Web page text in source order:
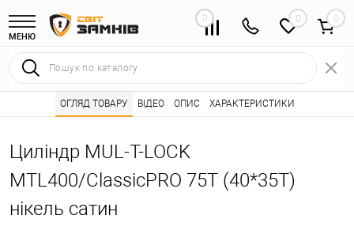
МЕНЮ
0 0
Інтернет магазин замків • Каталог товарів ⭐ • Серцевини
Циліндр MUL-T-LOCK
MTL400/ClassicPRO 75T (40*35T)
нікель сатин
ОГЛЯД ТОВАРУ ВІДЕО ОПИС ХАРАКТЕРИСТИКИ